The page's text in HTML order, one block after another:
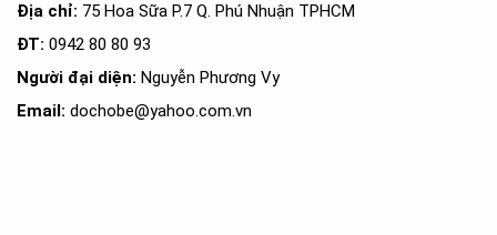
Địa chỉ: 75 Hoa Sữa P.7 Q. Phú Nhuận TPHCM
ĐT: 0942 80 80 93
Người đại diện: Nguyễn Phương Vy
Email: dochobe@yahoo.com.vn